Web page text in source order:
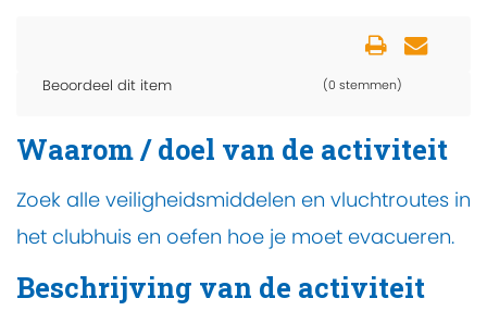
Beoordeel dit item (0 stemmen)
Waarom / doel van de activiteit
Zoek alle veiligheidsmiddelen en vluchtroutes in
het clubhuis en oefen hoe je moet evacueren.
Beschrijving van de activiteit